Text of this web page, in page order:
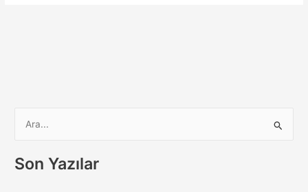
rSon Yazılar